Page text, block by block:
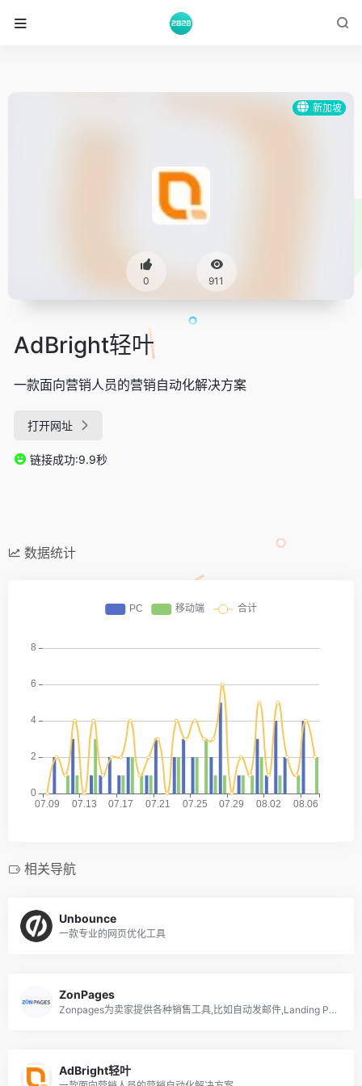
新加坡
0 911
AdBright轻叶
一款面向营销人员的营销自动化解决方案
打开网址
链接成功:9.9秒
数据统计
相关导航
Unbounce
一款专业的网页优化工具
ZonPages
Zonpages为卖家提供各种销售工具,比如自动发邮件,Landing Page生成,和赠品页面创建等。
AdBright轻叶